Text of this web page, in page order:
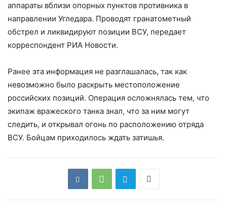
аппараты вблизи опорных пунктов противника в
направлении Угледара. Проводят гранатометный
обстрел и ликвидируют позиции ВСУ, передает
корреспондент РИА Новости.
Ранее эта информация не разглашалась, так как
невозможно было раскрыть местоположение
российских позиций. Операция осложнялась тем, что
экипаж вражеского танка знал, что за ним могут
следить, и открывал огонь по расположению отряда
ВСУ. Бойцам приходилось ждать затишья.